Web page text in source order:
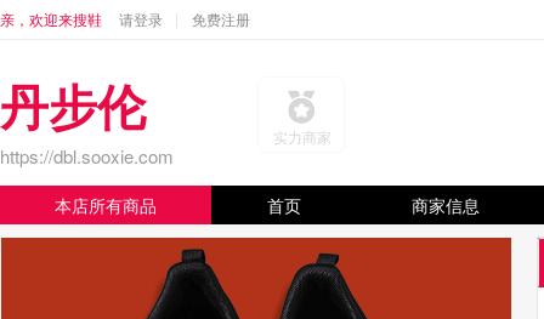
亲，欢迎来搜鞋 请登录 免费注册
丹步伦
https://dbl.sooxie.com
实力商家
本店所有商品 首页 商家信息